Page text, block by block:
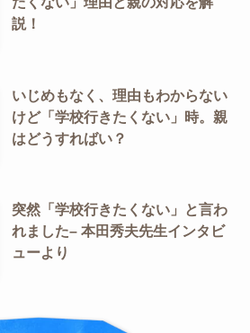
説！
いじめもなく、理由もわからない
けど「学校行きたくない」時。親
はどうすればい？
突然「学校行きたくない」と言わ
れました– 本田秀夫先生インタビ
ューより